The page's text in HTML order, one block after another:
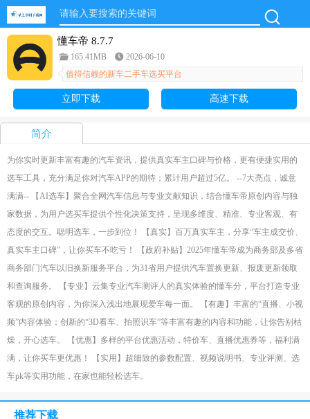
懂车帝 8.7.7
165.41MB
2026-06-10
值得信赖的新车二手车选买平台
立即下载 高速下载
简介
为你实时更新丰富有趣的汽车资讯，提供真实车主口碑与价格，更有便捷实用的
选车工具，充分满足你对汽车APP的期待；累计用户超过5亿。 --7大亮点，诚意
满满-- 【AI选车】聚合全网汽车信息与专业文献知识，结合懂车帝原创内容与独
家数据，为用户选买车提供个性化决策支持，呈现多维度、精准、专业客观、有
态度的交互。聪明选车，一步到位！ 【真实】百万真实车主，分享“车主成交价、
真实车主口碑”，让你买车不吃亏！ 【政府补贴】2025年懂车帝成为商务部及多省
商务部门汽车以旧换新服务平台，为31省用户提供汽车置换更新、报废更新领取
和查询服务。 【专业】云集专业汽车测评人的真实体验的懂车分，平台打造专业
客观的原创内容，为你深入浅出地展现爱车每一面。 【有趣】丰富的“直播、小视
频”内容体验；创新的“3D看车、拍照识车”等丰富有趣的内容和功能，让你告别枯
燥，开心选车。 【优惠】多样的平台优惠活动，特价车、直播优惠券等，福利满
满，让你买车更优惠！ 【实用】超细致的参数配置、视频说明书、专业评测、选
车pk等实用功能，在家也能轻松选车。
推荐下载